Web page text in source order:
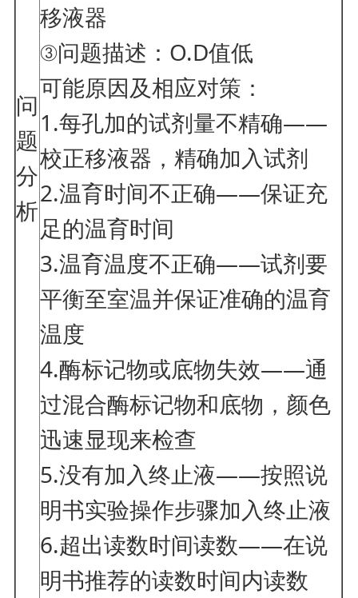
问
题
分
析
移液器
③问题描述：O.D值低
可能原因及相应对策：
1.每孔加的试剂量不精确——
校正移液器，精确加入试剂
2.温育时间不正确——保证充
足的温育时间
3.温育温度不正确——试剂要
平衡至室温并保证准确的温育
温度
4.酶标记物或底物失效——通
过混合酶标记物和底物，颜色
迅速显现来检查
5.没有加入终止液——按照说
明书实验操作步骤加入终止液
6.超出读数时间读数——在说
明书推荐的读数时间内读数